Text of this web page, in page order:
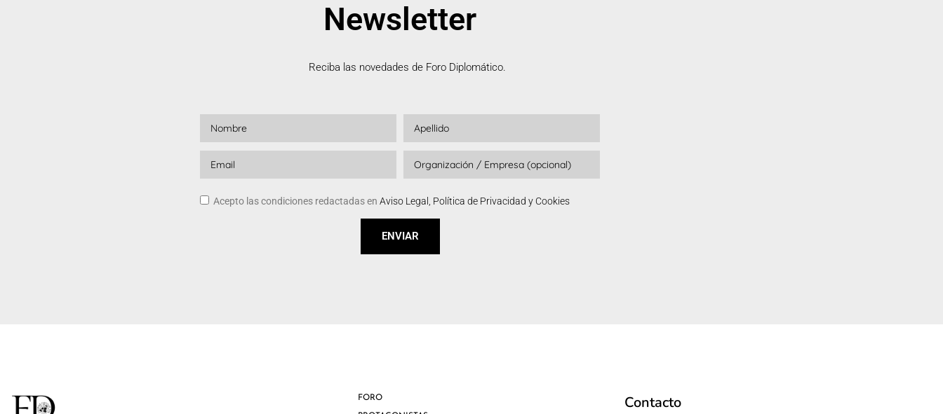
Newsletter
Reciba las novedades de Foro Diplomático.
Acepto las condiciones redactadas en Aviso Legal, Política de Privacidad y Cookies
ENVIAR
FORO Contacto